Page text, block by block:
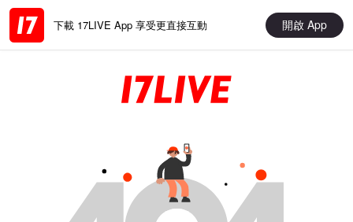
下載 17LIVE App 享受更直接互動 開啟 App